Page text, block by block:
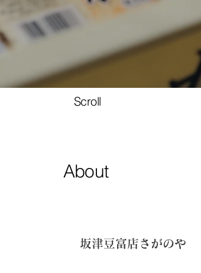
Scroll
About
坂津豆富店さがのや